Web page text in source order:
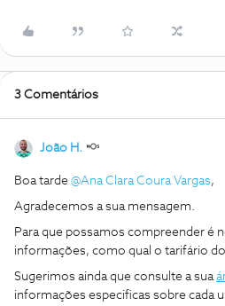
3 Comentários
João H.
Boa tarde ​ @Ana Clara Coura Vargas,
Agradecemos a sua mensagem.
Para que possamos compreender é
informações, como qual o tarifário
Sugerimos ainda que consulte a sua
informações especificas sobre cada